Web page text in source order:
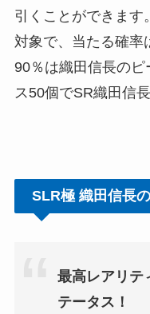
引くことができます
対象で、当たる確率
90％は織田信長の
ス50個でSR織田信
SLR極 織田信長
最高レアリテ
テータス！